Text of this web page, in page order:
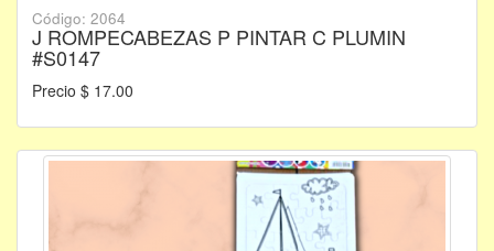
Código: 2064
J ROMPECABEZAS P PINTAR C PLUMIN
#S0147
Precio $ 17.00